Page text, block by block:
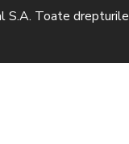
S.A. Toate drepturile